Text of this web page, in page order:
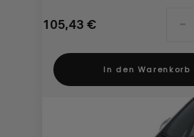
105,43 €
Price
105,43
-
Quantity
updated
In den Warenkorb